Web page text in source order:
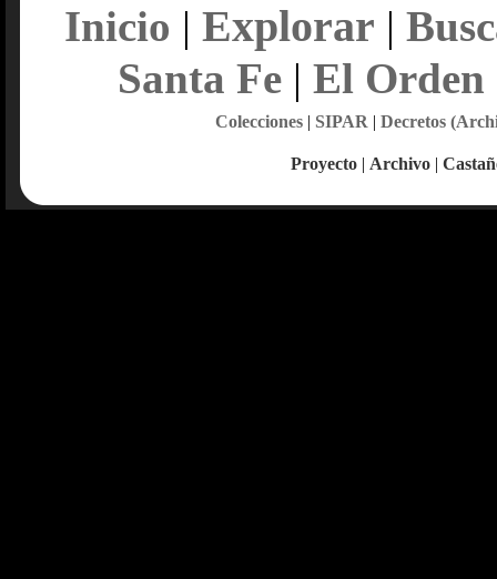
Inicio | Explorar |
Santa Fe| El Orden
Colecciones| SIPAR | Decretos
Proyecto | Archivo |